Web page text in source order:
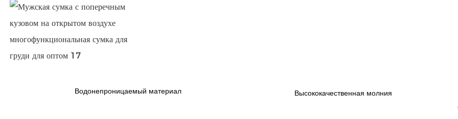
Водонепроницаемый материал Высококачественная молния